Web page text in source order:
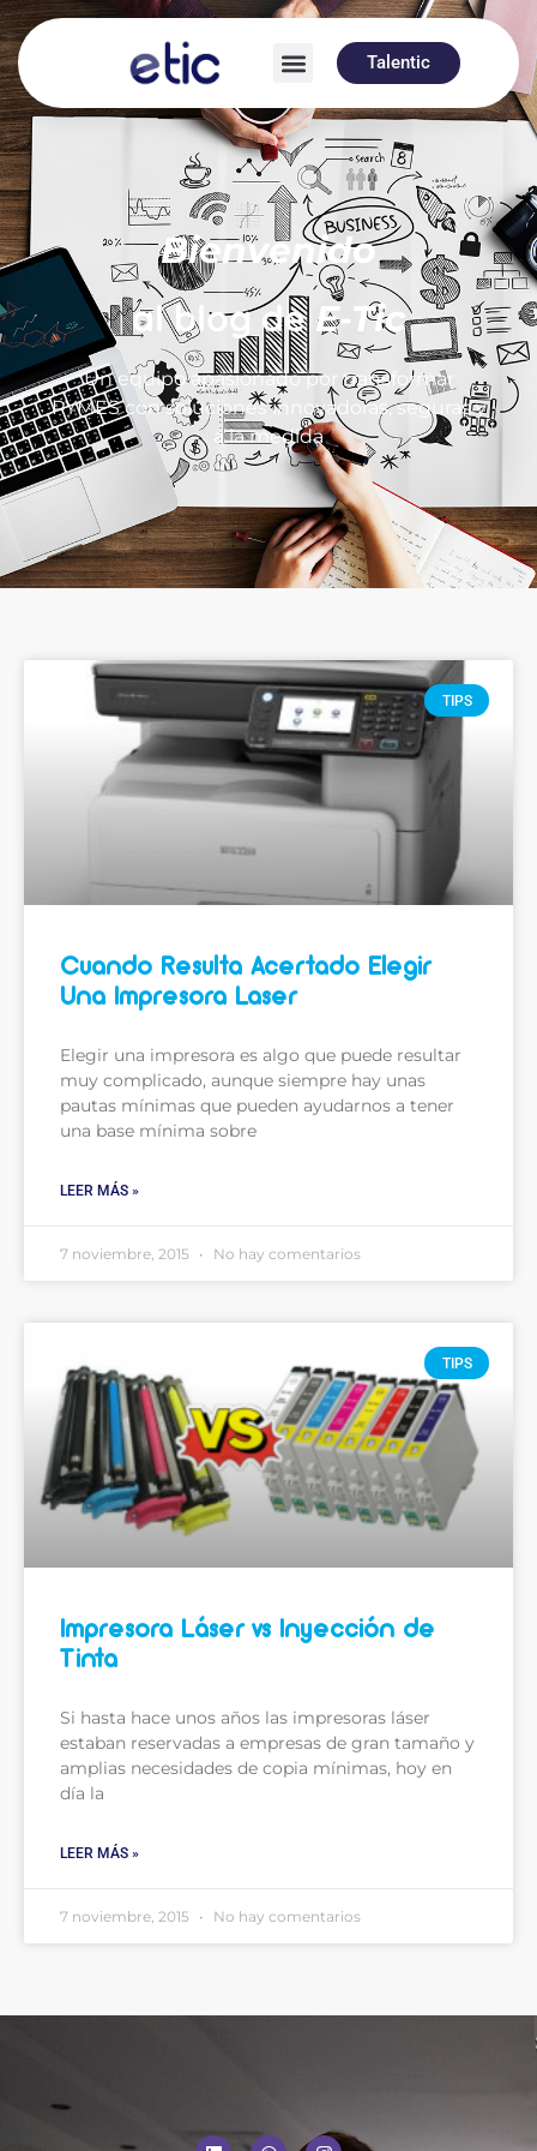
Talentic
Bienvenido
al blog deE-Tic
Un equipo apasionado por transformar
PYMES con soluciones innovadoras, seguras y
a la medida
TIPS
Cuando Resulta Acertado Elegir
Una Impresora Laser
Elegir una impresora es algo que puede resultar
muy complicado, aunque siempre hay unas
pautas mínimas que pueden ayudarnos a tener
una base mínima sobre
LEER MÁS »
7 noviembre, 2015 No hay comentarios
TIPS
Impresora Láser vs Inyección de
Tinta
Si hasta hace unos años las impresoras láser
estaban reservadas a empresas de gran tamaño y
amplias necesidades de copia mínimas, hoy en
día la
LEER MÁS »
7 noviembre, 2015 No hay comentarios